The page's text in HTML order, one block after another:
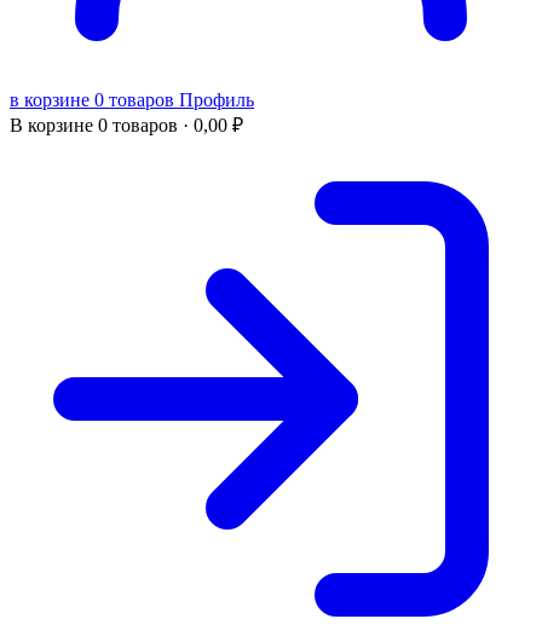
в корзине 0 товаров Профиль
В корзине 0 товаров · 0,00 ₽